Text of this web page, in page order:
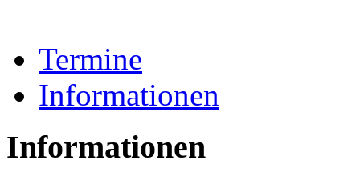
Termine
Informationen
Informationen